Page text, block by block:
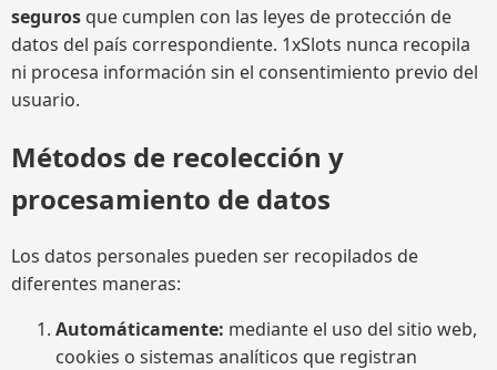
seguros que cumplen con las leyes de protección de
datos del país correspondiente. 1xSlots nunca recopila
ni procesa información sin el consentimiento previo del
usuario.
Métodos de recolección y
procesamiento de datos
Los datos personales pueden ser recopilados de
diferentes maneras:
Automáticamente: mediante el uso del sitio web,
cookies o sistemas analíticos que registran